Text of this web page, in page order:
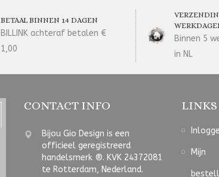
BETAAL BINNEN 14 DAGEN
BILLINK achteraf betalen €
1,00
Binnen 5
in NL
CONTACT INFO
Bijou Gio Design is een
officieel geregistreerd
handelsmerk ®. KVK 24372081
te Rotterdam, Nederland.
LINKS
Mijn